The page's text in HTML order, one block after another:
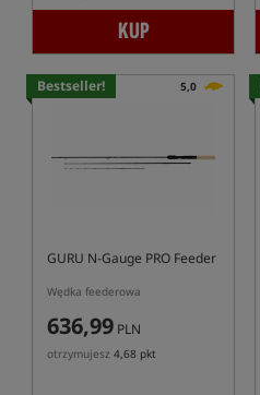
KUP
Bestseller! 5,0
GURU N-Gauge PRO Feeder
Wędka feederowa
636,99 PLN
otrzymujesz 4,68 pkt